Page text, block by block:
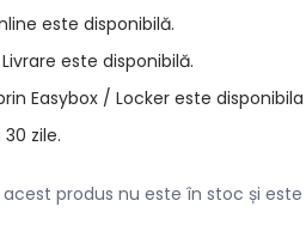
este disponibilă.
este disponibilă.
Easybox / Locker este disponibila
zile.
produs nu este în stoc și este